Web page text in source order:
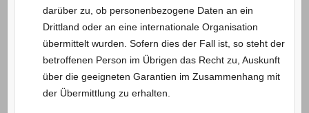
darüber zu, ob personenbezogene Daten an ein
Drittland oder an eine internationale Organisation
übermittelt wurden. Sofern dies der Fall ist, so steht der
betroffenen Person im Übrigen das Recht zu, Auskunft
über die geeigneten Garantien im Zusammenhang mit
der Übermittlung zu erhalten.